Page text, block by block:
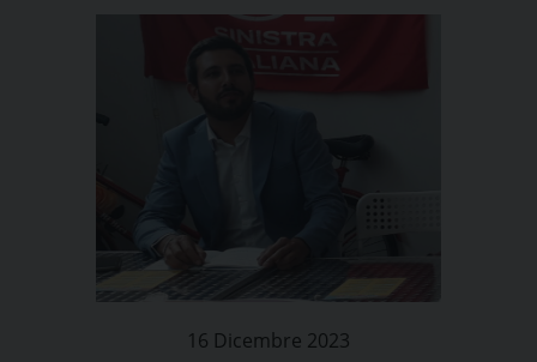
16 Dicembre 2023